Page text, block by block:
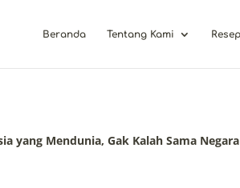
Beranda Tentang Kami Resep
yang Mendunia, Gak Kalah Sama